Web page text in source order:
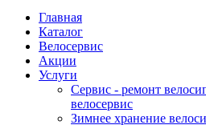
Главная
Каталог
Велосервис
Акции
Услуги
Сервис - ремонт
велосервис
Зимнее хранение